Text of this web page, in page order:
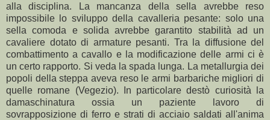
alla disciplina. La mancanza della sella avrebbe reso
impossibile lo sviluppo della cavalleria pesante: solo una
sella comoda e solida avrebbe garantito stabilità ad un
cavaliere dotato di armature pesanti. Tra la diffusione del
combattimento a cavallo e la modificazione delle armi ci è
un certo rapporto. Si veda la spada lunga. La metallurgia dei
popoli della steppa aveva reso le armi barbariche migliori di
quelle romane (Vegezio). In particolare destò curiosità la
damaschinatura ossia un paziente lavoro di
sovrapposizione di ferro e strati di acciaio saldati all'anima